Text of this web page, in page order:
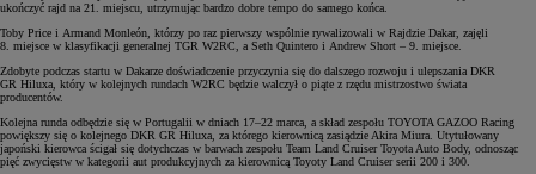
ukończyć rajd na 21. miejscu, utrzymując bardzo dobre tempo do samego końca.
Toby Price i Armand Monleón, którzy po raz pierwszy wspólnie rywalizowali w Rajdzie Dakar, zajęli
8. miejsce w klasyfikacji generalnej TGR W2RC, a Seth Quintero i Andrew Short – 9. miejsce.
Zdobyte podczas startu w Dakarze doświadczenie przyczynia się do dalszego rozwoju i ulepszania DKR
GR Hiluxa, który w kolejnych rundach W2RC będzie walczył o piąte z rzędu mistrzostwo świata
producentów.
Kolejna runda odbędzie się w Portugalii w dniach 17–22 marca, a skład zespołu TOYOTA GAZOO Racing
powiększy się o kolejnego DKR GR Hiluxa, za którego kierownicą zasiądzie Akira Miura. Utytułowany
japoński kierowca ścigał się dotychczas w barwach zespołu Team Land Cruiser Toyota Auto Body, odnosząc
pięć zwycięstw w kategorii aut produkcyjnych za kierownicą Toyoty Land Cruiser serii 200 i 300.